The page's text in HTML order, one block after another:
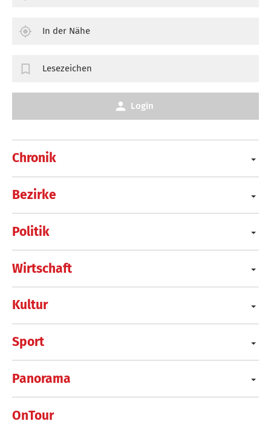
Chronik
Bezirke
Politik
Wirtschaft
Kultur
Sport
Panorama
OnTour
In der Nähe
Lesezeichen
Login